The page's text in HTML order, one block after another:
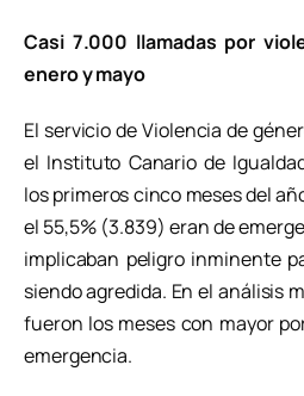
Casi 7.000 llamadas por
enero y mayo
El servicio de Violencia de
el Instituto Canario de
los primeros cinco meses del
el 55,5% (3.839) eran de
implicaban peligro inminente
siendo agredida. En el análisis
fueron los meses con mayor
emergencia.